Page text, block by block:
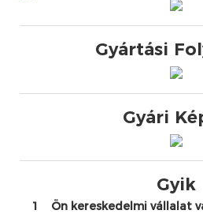
Gyártási
Gyári
Gyik
1 Ön kereskedelmi vállalat